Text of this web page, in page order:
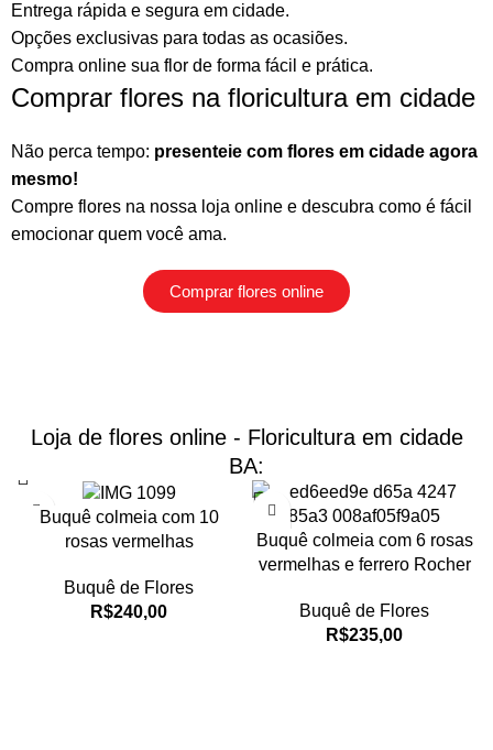
Entrega rápida e segura em cidade.
Opções exclusivas para todas as ocasiões.
Compra online sua flor de forma fácil e prática.
Comprar flores na floricultura em cidade
Não perca tempo: presenteie com flores em cidade agora
mesmo!
Compre flores na nossa loja online e descubra como é fácil
emocionar quem você ama.
Comprar flores online
Loja de flores online - Floricultura em cidade
BA:
Buquê colmeia com 10
rosas vermelhas
Buquê de Flores
R$240,00
Buquê colmeia com 6 rosas
vermelhas e ferrero Rocher
Buquê de Flores
R$235,00